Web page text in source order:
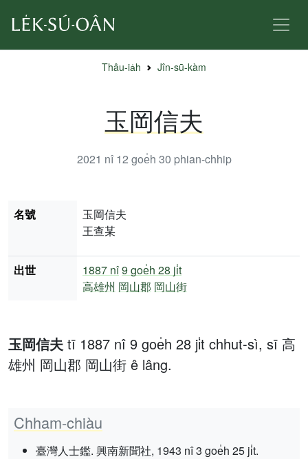
Thâu-ia̍h Jîn-sū-kàm
玉岡信夫
2021 nî 12 goe̍h 30 phian-chhip
玉岡信夫 tī 1887 nî 9 goe̍h 28 ji̍t chhut-sì, sī 高
雄州 岡山郡 岡山街 ê lâng.
Chham-chiàu
臺灣人士鑑. 興南新聞社, 1943 nî 3 goe̍h 25 ji̍t.
名號
玉岡信夫
王查某
出世 1887 nî9 goe̍h 28 ji̍t
高雄州 岡山郡 岡山街